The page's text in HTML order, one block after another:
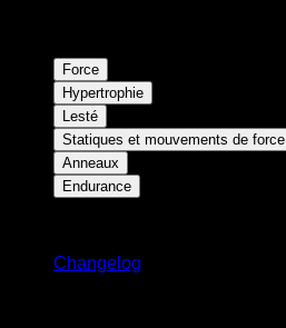
Force
Hypertrophie
Lesté
Statiques et mouvements de force
Anneaux
Endurance
Changelog